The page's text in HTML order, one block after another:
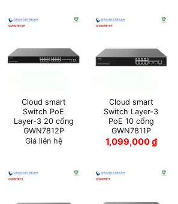
Cloud smart
Switch PoE
Layer-3 20 cổng
GWN7812P
Giá liên hệ
Cloud smart
Switch Layer-3
PoE 10 cổng
GWN7811P
1,099,000₫